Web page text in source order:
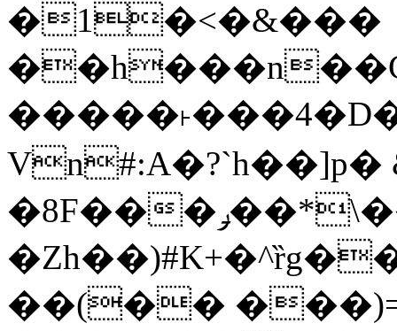
�1�<�&���
Vn#:A�?`h��]p�
�8F���ݛ��*\��U��S
��(��